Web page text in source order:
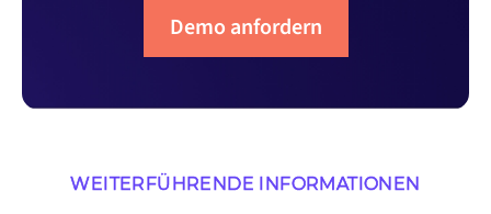
Demo anfordern
WEITERFÜHRENDE INFORMATIONEN